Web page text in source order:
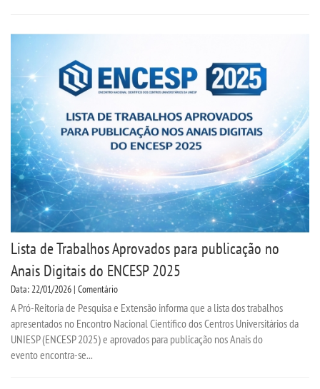
Lista de Trabalhos Aprovados para publicação no
Anais Digitais do ENCESP 2025
Data: 22/01/2026 | Comentário
A Pró-Reitoria de Pesquisa e Extensão informa que a lista dos trabalhos
apresentados no Encontro Nacional Científico dos Centros Universitários da
UNIESP (ENCESP 2025) e aprovados para publicação nos Anais do
evento encontra-se...